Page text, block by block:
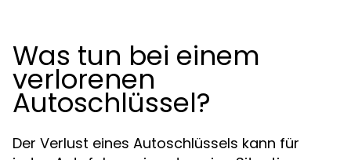
Was tun bei einem
verlorenen
Autoschlüssel?
Der Verlust eines Autoschlüssels kann für